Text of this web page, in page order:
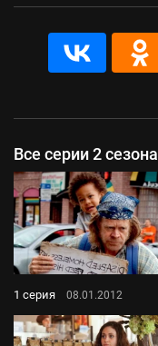
Все серии 2 сезона
1 серия 08.01.2012